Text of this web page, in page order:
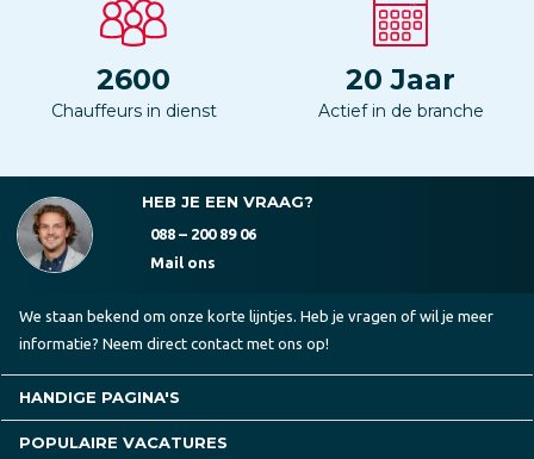
2600
Chauffeurs in dienst
20 Jaar
Actief in de branche
HEB JE EEN VRAAG?
088 – 200 89 06
Mail ons
We staan bekend om onze korte lijntjes. Heb je vragen of wil je meer
informatie? Neem direct contact met ons op!
HANDIGE PAGINA'S
POPULAIRE VACATURES